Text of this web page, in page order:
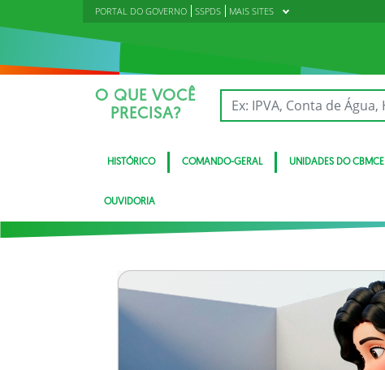
PORTAL DO GOVERNO SSPDS MAIS SITES
O QUE VOCÊ
PRECISA?
HISTÓRICO COMANDO-GERAL UNIDADES DO CBMCE
OUVIDORIA